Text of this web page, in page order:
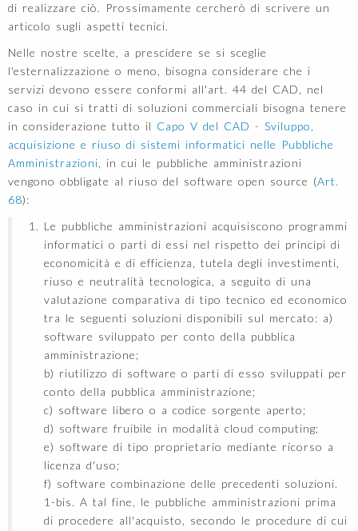
di realizzare ciò. Prossimamente cercherò di scrivere un
articolo sugli aspetti tecnici.
Nelle nostre scelte, a prescidere se si sceglie
l'esternalizzazione o meno, bisogna considerare che i
servizi devono essere conformi all'art. 44 del CAD, nel
caso in cui si tratti di soluzioni commerciali bisogna tenere
in considerazione tutto il Capo V del CAD - Sviluppo,
acquisizione e riuso di sistemi informatici nelle Pubbliche
Amministrazioni, in cui le pubbliche amministrazioni
vengono obbligate al riuso del software open source (Art.
68):
Le pubbliche amministrazioni acquisiscono programmi
informatici o parti di essi nel rispetto dei principi di
economicità e di efficienza, tutela degli investimenti,
riuso e neutralità tecnologica, a seguito di una
valutazione comparativa di tipo tecnico ed economico
tra le seguenti soluzioni disponibili sul mercato: a)
software sviluppato per conto della pubblica
amministrazione;
b) riutilizzo di software o parti di esso sviluppati per
conto della pubblica amministrazione;
c) software libero o a codice sorgente aperto;
d) software fruibile in modalità cloud computing;
e) software di tipo proprietario mediante ricorso a
licenza d'uso;
f) software combinazione delle precedenti soluzioni.
1-bis. A tal fine, le pubbliche amministrazioni prima
di procedere all'acquisto, secondo le procedure di cui